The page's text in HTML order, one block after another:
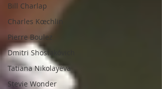
Bill Charlap
Charles Kœchlin
Pierre Boulez
Dmitri Shostakóvich
Tatiana Nikolayeva
Stevie Wonder